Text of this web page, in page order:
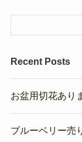
Recent Posts
お盆用切花あり
ブルーベリー売